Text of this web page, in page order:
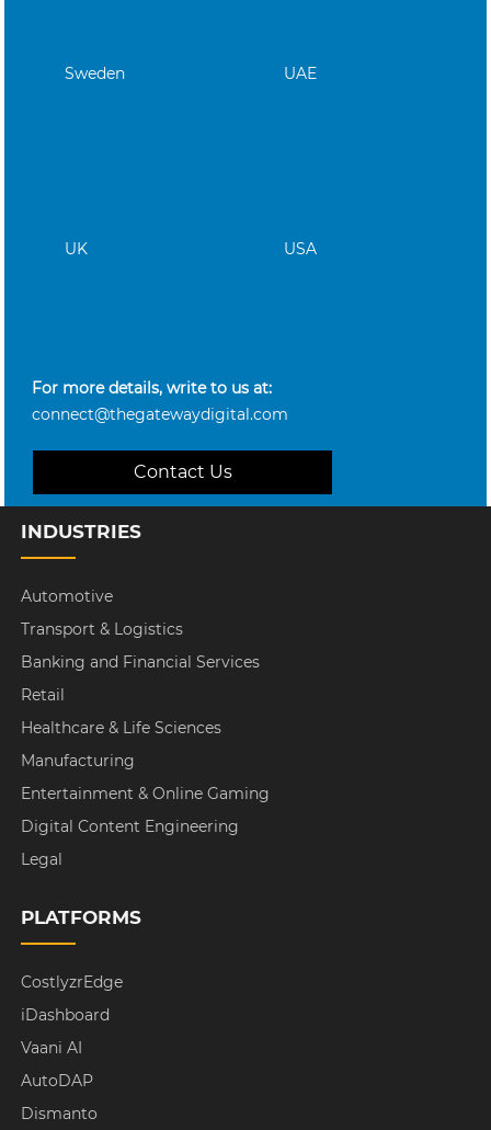
Sweden UAE
UK USA
For more details, write to us at:
connect@thegatewaydigital.com
Contact Us
INDUSTRIES
Automotive
Transport & Logistics
Banking and Financial Services
Retail
Healthcare & Life Sciences
Manufacturing
Entertainment & Online Gaming
Digital Content Engineering
Legal
PLATFORMS
CostlyzrEdge
iDashboard
Vaani AI
AutoDAP
Dismanto